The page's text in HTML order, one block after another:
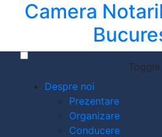
Camera
Despre noi
Prezentare
Organizare
Conducere